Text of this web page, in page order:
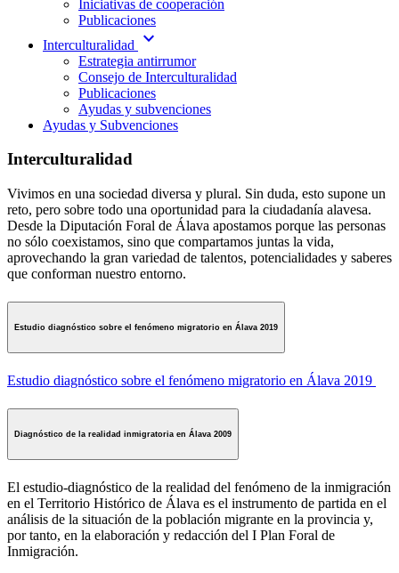
Iniciativas de cooperación
Publicaciones
Interculturalidad
expand_more
Estrategia antirrumor
Consejo de Interculturalidad
Publicaciones
Ayudas y subvenciones
Ayudas y Subvenciones
Interculturalidad
Vivimos en una sociedad diversa y plural. Sin duda, esto supone un
reto, pero sobre todo una oportunidad para la ciudadanía alavesa.
Desde la Diputación Foral de Álava apostamos porque las personas
no sólo coexistamos, sino que compartamos juntas la vida,
aprovechando la gran variedad de talentos, potencialidades y saberes
que conforman nuestro entorno.
Estudio diagnóstico sobre el fenómeno migratorio en Álava 2019
Estudio diagnóstico sobre el fenómeno migratorio en Álava 2019
Diagnóstico de la realidad inmigratoria en Álava 2009
El estudio-diagnóstico de la realidad del fenómeno de la inmigración
en el Territorio Histórico de Álava es el instrumento de partida en el
análisis de la situación de la población migrante en la provincia y,
por tanto, en la elaboración y redacción del I Plan Foral de
Inmigración.